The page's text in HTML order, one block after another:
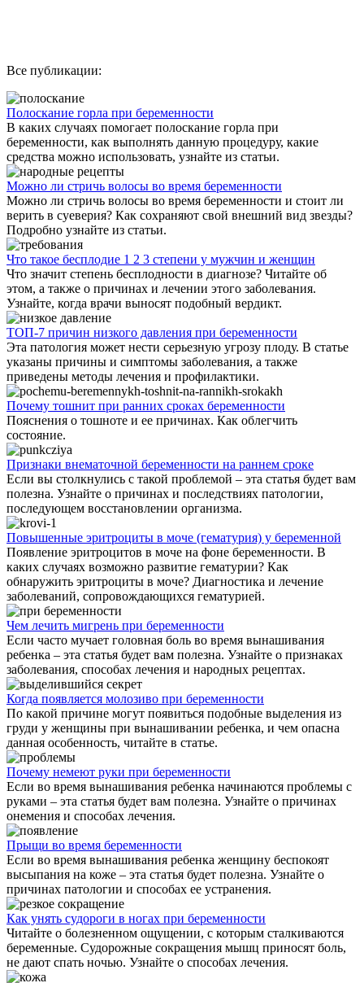
Все публикации:
Полоскание горла при беременности
В каких случаях помогает полоскание горла при
беременности, как выполнять данную процедуру, какие
средства можно использовать, узнайте из статьи.
Можно ли стричь волосы во время беременности
Можно ли стричь волосы во время беременности и стоит ли
верить в суеверия? Как сохраняют свой внешний вид звезды?
Подробно узнайте из статьи.
Что такое бесплодие 1 2 3 степени у мужчин и женщин
Что значит степень бесплодности в диагнозе? Читайте об
этом, а также о причинах и лечении этого заболевания.
Узнайте, когда врачи выносят подобный вердикт.
ТОП-7 причин низкого давления при беременности
Эта патология может нести серьезную угрозу плоду. В статье
указаны причины и симптомы заболевания, а также
приведены методы лечения и профилактики.
Почему тошнит при ранних сроках беременности
Пояснения о тошноте и ее причинах. Как облегчить
состояние.
Признаки внематочной беременности на раннем сроке
Если вы столкнулись с такой проблемой – эта статья будет вам
полезна. Узнайте о причинах и последствиях патологии,
последующем восстановлении организма.
Повышенные эритроциты в моче (гематурия) у беременной
Появление эритроцитов в моче на фоне беременности. В
каких случаях возможно развитие гематурии? Как
обнаружить эритроциты в моче? Диагностика и лечение
заболеваний, сопровождающихся гематурией.
Чем лечить мигрень при беременности
Если часто мучает головная боль во время вынашивания
ребенка – эта статья будет вам полезна. Узнайте о признаках
заболевания, способах лечения и народных рецептах.
Когда появляется молозиво при беременности
По какой причине могут появиться подобные выделения из
груди у женщины при вынашивании ребенка, и чем опасна
данная особенность, читайте в статье.
Почему немеют руки при беременности
Если во время вынашивания ребенка начинаются проблемы с
руками – эта статья будет вам полезна. Узнайте о причинах
онемения и способах лечения.
Прыщи во время беременности
Если во время вынашивания ребенка женщину беспокоят
высыпания на коже – эта статья будет полезна. Узнайте о
причинах патологии и способах ее устранения.
Как унять судороги в ногах при беременности
Читайте о болезненном ощущении, с которым сталкиваются
беременные. Судорожные сокращения мышц приносят боль,
не дают спать ночью. Узнайте о способах лечения.